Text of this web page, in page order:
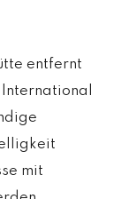
entfernt
mit